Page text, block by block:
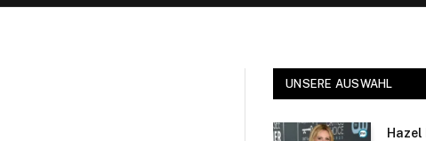
UNSERE AUSWAHL
Hazel